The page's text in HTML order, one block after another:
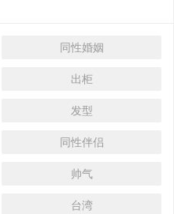
同性婚姻
出柜
发型
同性伴侣
帅气
台湾